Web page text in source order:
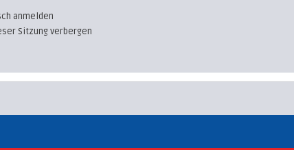
anmelden
Sitzung verbergen